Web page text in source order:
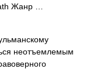
Жанр …
неотъемлемым